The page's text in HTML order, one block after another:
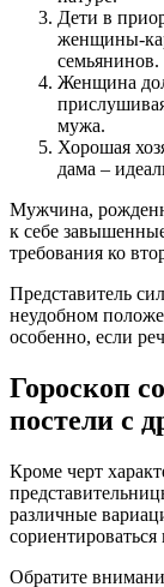
Дети в
женщины-
семьянинов.
Женщина
мужа.
Хорошая
дама –
Мужчина,
к себе
требования ко
Представитель
неудобном
особенно, если
Гороскоп
постели с
Кроме черт
различные
Обратите